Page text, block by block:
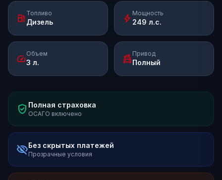
local_gas_station Топливо
Дизель bolt Мощность
249 л.с.
speedОбъем
3 л. swap_driving_apps Привод
Полный
verified_user Полная страховка
ОСАГО включено
visibility_offБез скрытых платежей
Прозрачные условия